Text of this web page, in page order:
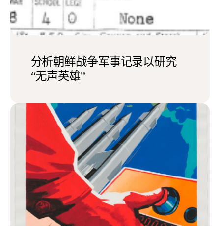
分析朝鲜战争军事记录以研究
“无声英雄”